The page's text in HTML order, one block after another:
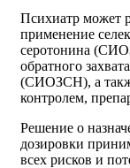
Психиатр может
применение
серотонина
обратного
(СИОЗСН), а
контролем,
Решение о
дозировки
всех рисков и